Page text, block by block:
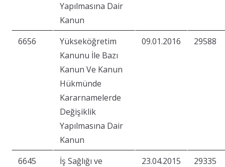
Yapılmasına Dair
Kanun
6656
Yükseköğretim
Kanunu İle Bazı
Kanun Ve Kanun
Hükmünde
Kararnamelerde
Değişiklik
Yapılmasına Dair
Kanun
09.01.2016 29588
6645
İş Sağlığı ve
23.04.2015 29335